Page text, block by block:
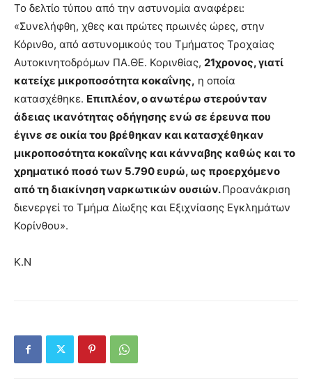
Το δελτίο τύπου από την αστυνομία αναφέρει:
«Συνελήφθη, χθες και πρώτες πρωινές ώρες, στην
Κόρινθο, από αστυνομικούς του Τμήματος Τροχαίας
Αυτοκινητοδρόμων ΠΑ.ΘΕ. Κορινθίας, 21χρονος, γιατί
κατείχε μικροποσότητα κοκαΐνης, η οποία
κατασχέθηκε. Επιπλέον, ο ανωτέρω στερούνταν
άδειας ικανότητας οδήγησης ενώ σε έρευνα που
έγινε σε οικία του βρέθηκαν και κατασχέθηκαν
μικροποσότητα κοκαΐνης και κάνναβης καθώς και το
χρηματικό ποσό των 5.790 ευρώ, ως προερχόμενο
από τη διακίνηση ναρκωτικών ουσιών.Προανάκριση
διενεργεί το Τμήμα Δίωξης και Εξιχνίασης Εγκλημάτων
Κορίνθου».
Κ.Ν